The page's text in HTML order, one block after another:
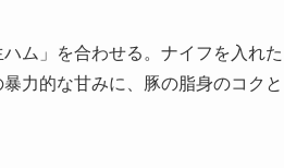
ム」を合わせる。ナイフを入れた
力的な甘みに、豚の脂身のコクと